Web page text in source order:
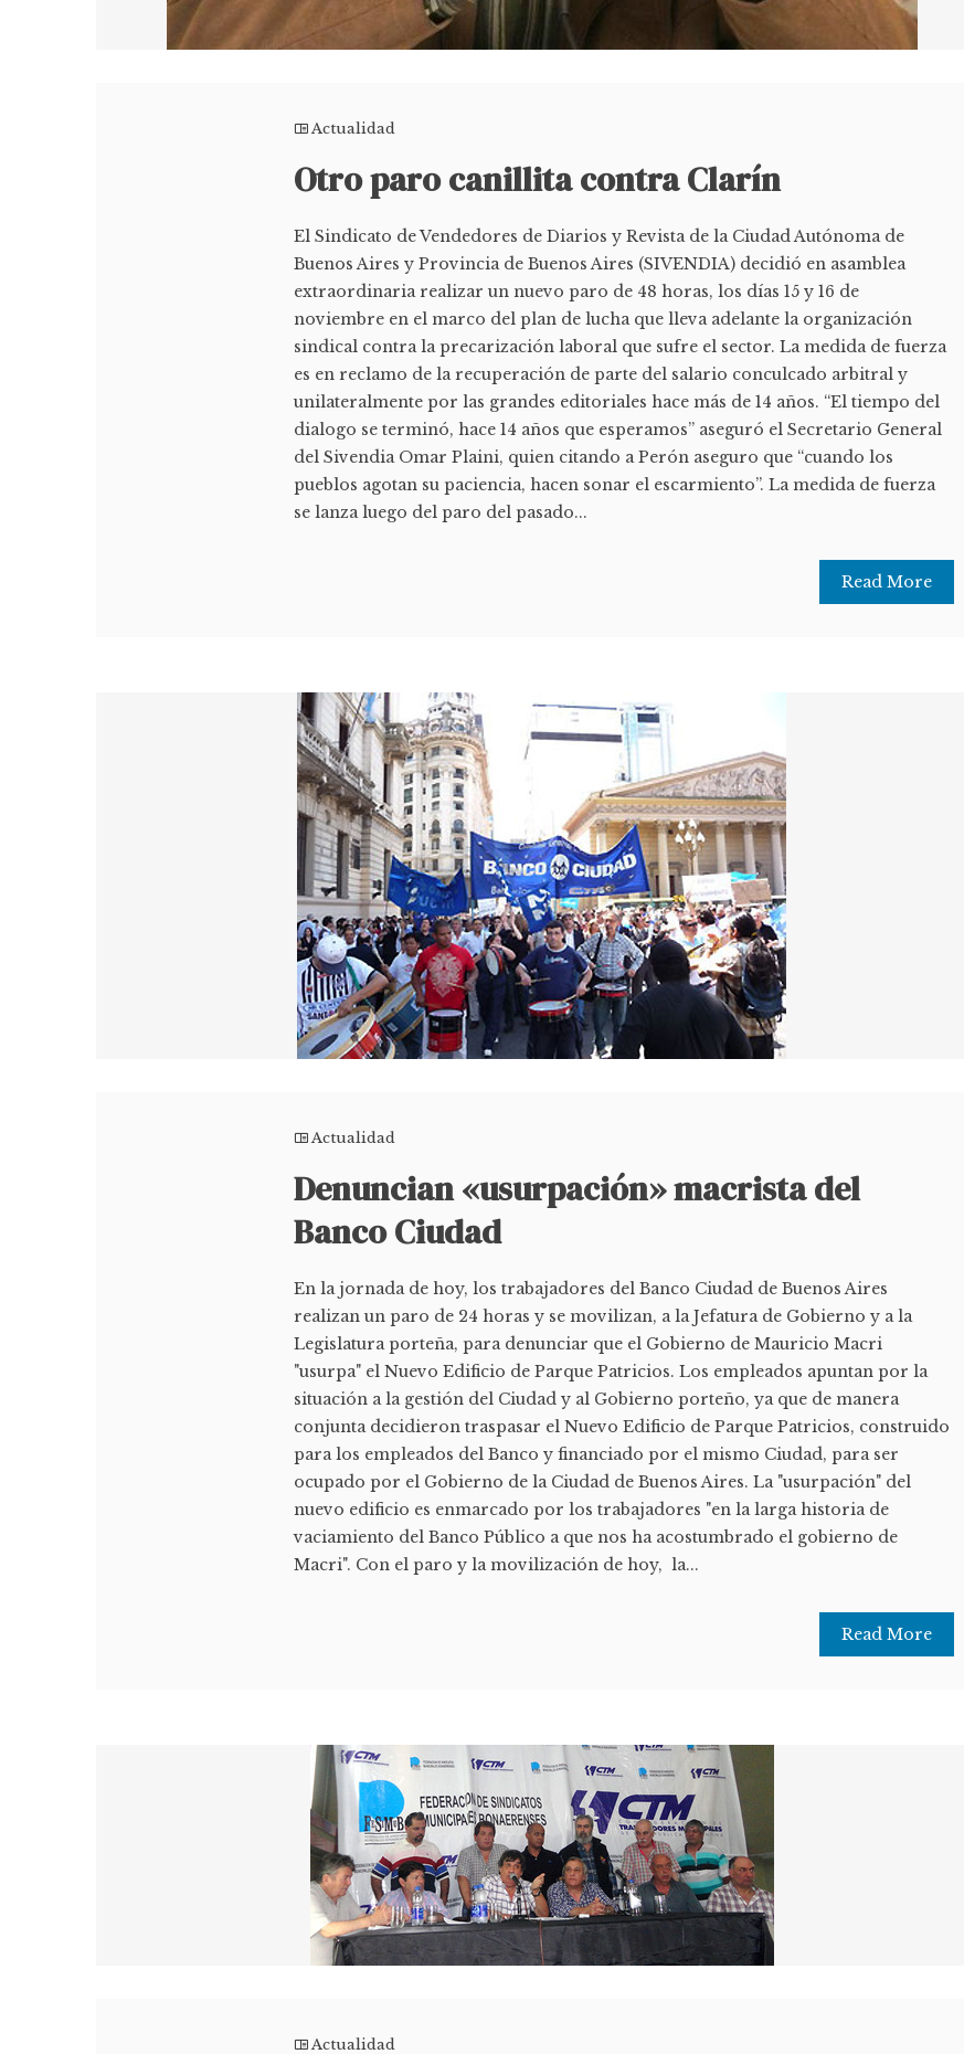
Actualidad
Otro paro canillita contra Clarín
El Sindicato de Vendedores de Diarios y Revista de la Ciudad Autónoma de
Buenos Aires y Provincia de Buenos Aires (SIVENDIA) decidió en asamblea
extraordinaria realizar un nuevo paro de 48 horas, los días 15 y 16 de
noviembre en el marco del plan de lucha que lleva adelante la organización
sindical contra la precarización laboral que sufre el sector. La medida de fuerza
es en reclamo de la recuperación de parte del salario conculcado arbitral y
unilateralmente por las grandes editoriales hace más de 14 años. “El tiempo del
dialogo se terminó, hace 14 años que esperamos” aseguró el Secretario General
del Sivendia Omar Plaini, quien citando a Perón aseguro que “cuando los
pueblos agotan su paciencia, hacen sonar el escarmiento”. La medida de fuerza
se lanza luego del paro del pasado...
Read More
Actualidad
Denuncian «usurpación» macrista del
Banco Ciudad
En la jornada de hoy, los trabajadores del Banco Ciudad de Buenos Aires
realizan un paro de 24 horas y se movilizan, a la Jefatura de Gobierno y a la
Legislatura porteña, para denunciar que el Gobierno de Mauricio Macri
"usurpa" el Nuevo Edificio de Parque Patricios. Los empleados apuntan por la
situación a la gestión del Ciudad y al Gobierno porteño, ya que de manera
conjunta decidieron traspasar el Nuevo Edificio de Parque Patricios, construido
para los empleados del Banco y financiado por el mismo Ciudad, para ser
ocupado por el Gobierno de la Ciudad de Buenos Aires. La "usurpación" del
nuevo edificio es enmarcado por los trabajadores "en la larga historia de
vaciamiento del Banco Público a que nos ha acostumbrado el gobierno de
Macri". Con el paro y la movilización de hoy, la...
Read More
Actualidad